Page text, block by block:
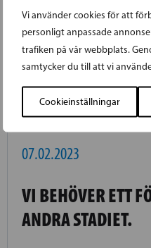
Vi använder cookies för att
personligt anpassade
trafiken på vår webbplats.
samtycker du till att vi
Cookieinställningar
omsorgens osäkra
för
inlärningsresultat.
LÄS
07.02.2023
VI BEHÖVER ETT
ANDRA STADIET.